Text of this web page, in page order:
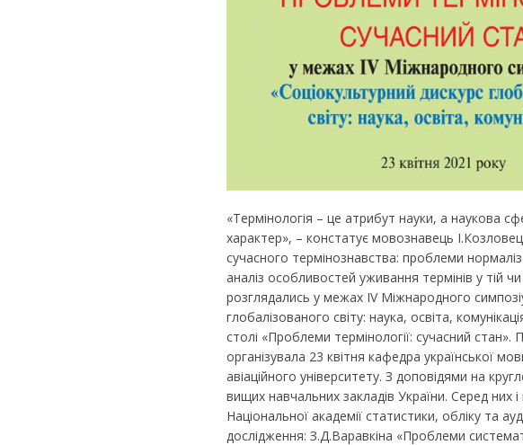
«Термінологія – це атрибут науки, а наукова
характер», – констатує мовознавець
сучасного термінознавства: проблеми
аналіз особливостей уживання термінів у тій чи
розглядались у межах ІV Міжнародного
глобалізованого світу: наука, освіта,
столі «Проблеми термінології: сучасний стан».
організувала 23 квітня кафедра української
авіаційного університету. З доповідями на
вищих навчальних закладів України. Серед них
Національної академії статистики, обліку та
дослідження: З.Д.Варавкіна «Проблеми